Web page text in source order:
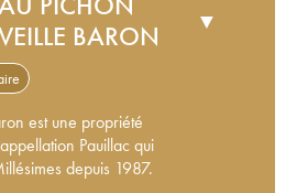
BARON
▼
est une propriété
Pauillac qui
depuis 1987.